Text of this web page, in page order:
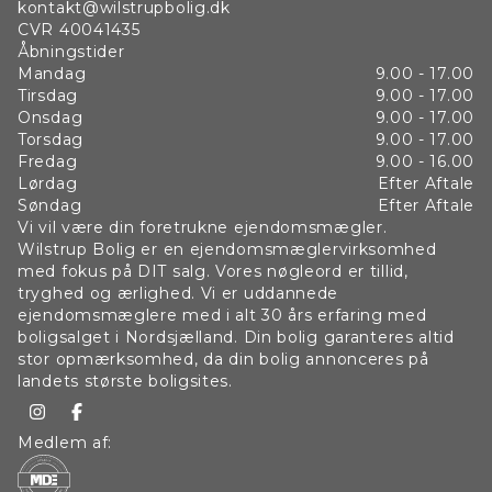
Strande og skov:
Der er flere steder du kan bade i Helsingør, men vi fremhæver
Gummistranden som ligger ved Helsingør Campingplads. En
fin sandstrand, som har mange små klitter. Stranden ligger
tæt på centrum og nem at komme til på cykel. En et af byens
andre gode strande, kan Julbækhus som ligger ca. 4 km. fra
Helsingør Centrum. Det er et naturskønt område med skøn
sandstrand og med Teglstrup Hegn i baggrunden. Teglstrup
Hegn er en dejlig skov med flere små søer og et sjovt område,
som kaldes Kohaven. Her går køerne frit rundt på marker og
skov, men du kan cykle/gå/løbe forbi dem. Så er du dus med
skovens fugle og dyr, er denne plet i Helsingør Kommune værd
at besøge.
Selvforkælelse:
Bor man i Helsingør og trænger man til at forkæle sig selv, så
behøver man ikke at tage ud fra byen. Hotel Marienlyst som
Helsingør By. Og seneste har hotellet stået for en stor
ombygning herunder deres Spaafdeling. Du kan købe afgang
kontakt@wilstrupbolig.dk
CVR 40041435
Åbningstider
Mandag
9.00 - 17.00
Tirsdag
9.00 - 17.00
Onsdag
9.00 - 17.00
Torsdag
9.00 - 17.00
Fredag
9.00 - 16.00
Lørdag
Efter Aftale
Søndag
Efter Aftale
Vi vil være din foretrukne ejendomsmægler.
Wilstrup Bolig er en ejendomsmæglervirksomhed
med fokus på DIT salg. Vores nøgleord er tillid,
tryghed og ærlighed. Vi er uddannede
ejendomsmæglere med i alt 30 års erfaring med
boligsalget i Nordsjælland. Din bolig garanteres altid
stor opmærksomhed, da din bolig annonceres på
landets største boligsites.
Medlem af: